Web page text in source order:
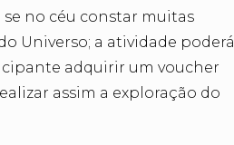
se no céu constar muitas
Universo; a atividade poderá
adquirir um voucher
assim a exploração do